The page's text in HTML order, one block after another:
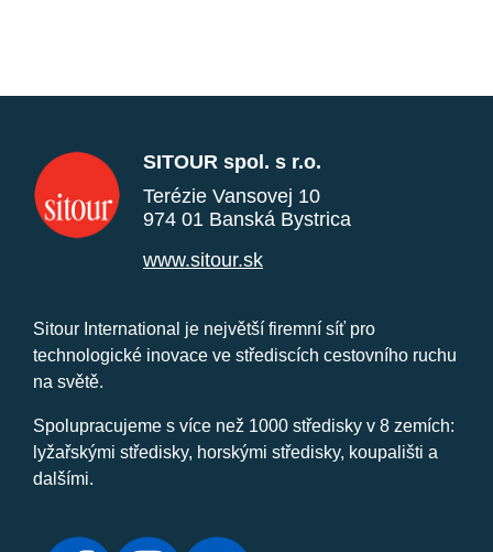
SITOUR spol. s r.o.
Terézie Vansovej 10
974 01 Banská Bystrica
www.sitour.sk
Sitour International je největší firemní síť pro
technologické inovace ve střediscích cestovního ruchu
na světě.
Spolupracujeme s více než 1000 středisky v 8 zemích:
lyžařskými středisky, horskými středisky, koupališti a
dalšími.